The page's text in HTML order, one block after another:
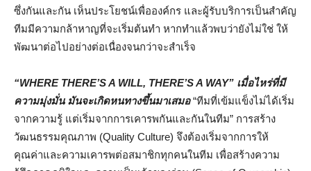
ซึ่งกันและกัน เห็นประโยชน์เพื่อองค์กร และผู้รับบริการเป็นสำคัญ
ทีมมีความกล้าหาญที่จะเริ่มต้นทำ หากทำแล้วพบว่ายังไม่ใช่ ให้
พัฒนาต่อไปอย่างต่อเนื่องจนกว่าจะสำเร็จ
“WHERE THERE’S A WILL, THERE’S A WAY” เมื่อไหร่ที่มี
ความมุ่งมั่น มันจะเกิดหนทางขึ้นมาเสมอ“ทีมที่เข้มแข็งไม่ได้เริ่ม
จากความรู้ แต่เริ่มจากการเคารพกันและกันในทีม” การสร้าง
วัฒนธรรมคุณภาพ (Quality Culture) จึงต้องเริ่มจากการให้
คุณค่าและความเคารพต่อสมาชิกทุกคนในทีม เพื่อสร้างความ